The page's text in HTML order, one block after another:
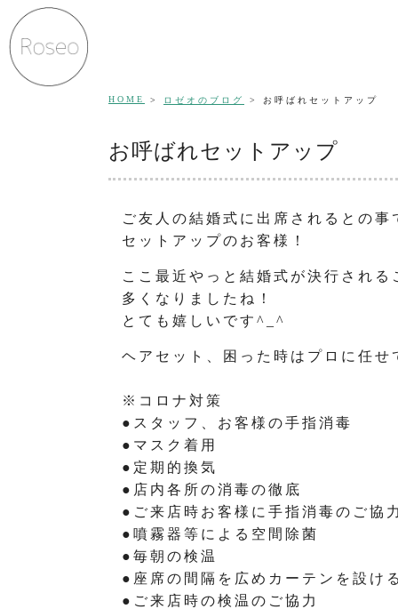
HOME ロゼオのブログ お呼ばれセットアップ
お呼ばれセットアップ
ご友人の結婚式に出席されるとの事
セットアップのお客様！
ここ最近やっと結婚式が決行される
多くなりましたね！
とても嬉しいです^_^
ヘアセット、困った時はプロに任せ
※コロナ対策
●スタッフ、お客様の手指消毒
●マスク着用
●定期的換気
●店内各所の消毒の徹底
●ご来店時お客様に手指消毒のご協力
●噴霧器等による空間除菌
●毎朝の検温
●座席の間隔を広めカーテンを設ける
●ご来店時の検温のご協力